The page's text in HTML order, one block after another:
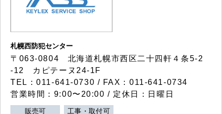
札幌西防犯センター
〒063-0804 北海道札幌市西区二十四軒４条5-2
-12 カピテーヌ24-1F
TEL：011-641-0730 / FAX：011-641-0734
営業時間：9:00〜20:00 / 定休日：日曜日
販売可 工事・取付可